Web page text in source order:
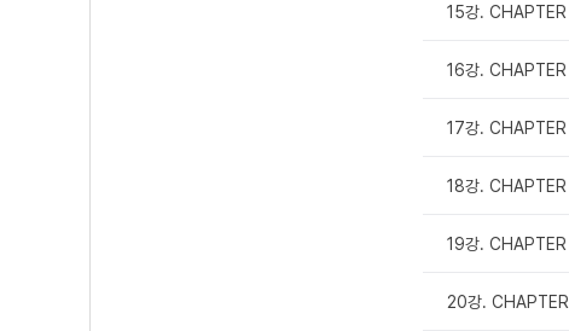
15강.
16강.
17강. CHAPTER
18강.
19강.
20강.